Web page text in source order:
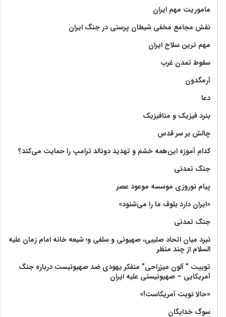
ماموریت مهم ایران
نقش مجامع مخفی شیطان پرستی در جنگ ایران
مهم ترین سلاح ایران
سقوط تمدن غرب
آرمگدون
دعا
بنرد فیزیک و متافیزیک
چالش بر سر قدس
کدام آموزه این‌همه خشم و تهدید دونالد ترامپ را حمایت می‌کند؟
جنگ تمدنی
پیام نوروزی موسسه موعود عصر
«ایران دارد بلوف ما را می‌شنود»
جنگ تمدنی
نبرد میان اتحاد صلیبی، صهیونی و سلفی و؛ شیعه خانه امام زمان علیه
السلام از چند منظر
توییت ” آلون میزراحی” متفکر یهودی ضد صهیونیست درباره جنگ
آمریکایی – صهیونیستی علیه ایران
«حالا نوبت آمریکاست!»
سوگ خدایگان